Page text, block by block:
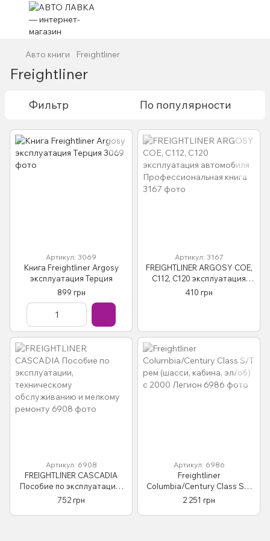
Авто книги Freightliner
Freightliner
Фильтр По популярности
Артикул: 3069
Книга Freightliner Argosy
эксплуатация Терция
899 грн
Артикул: 3167
FREIGHTLINER ARGOSY COE,
C112, C120 эксплуатация
автомобиля
Профессиональная книга
410 грн
Артикул: 6908
FREIGHTLINER CASCADIA
Пособие по эксплуатации,
техническому
обслуживанию и мелкому
ремонту
752 грн
Артикул: 6986
Freightliner
Columbia/Century Class S/T
рем (шасси, кабина, эл/об) с
2000 Легион
2 251 грн